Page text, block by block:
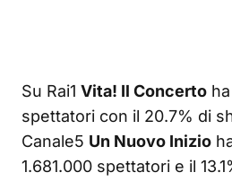
Su Rai1 Vita! Il Concerto
spettatori con il 20.7% di
Canale5 Un Nuovo Inizio
1.681.000 spettatori e il